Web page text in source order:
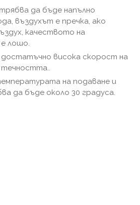
да бъде напълно
въздухът е пречка, ако
качеството на
лошо.
висока скорост на
течността..
на подаване и
да бъде около 30 градуса.